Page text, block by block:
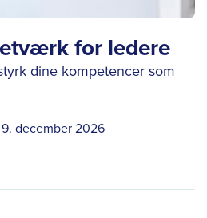
for ledere
dine kompetencer som
9. december 2026